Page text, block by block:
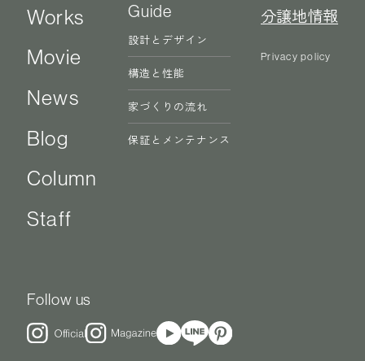
Works
Movie
News
Blog
Column
Staff
Guide
設計とデザイン
構造と性能
家づくりの流れ
保証とメンテナンス
分譲地情報
Privacy policy
Follow us